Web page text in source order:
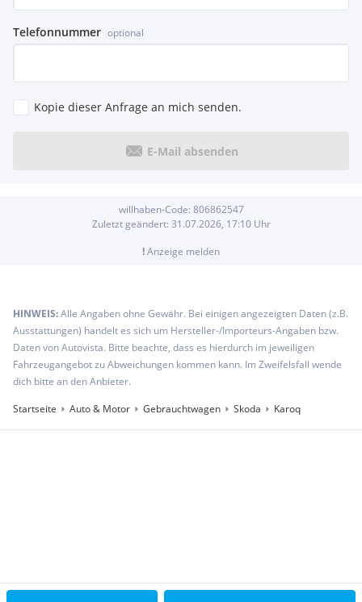
Telefonnummer optional
Kopie dieser Anfrage an mich senden.
E-Mail absenden
willhaben-Code: 806862547
Zuletzt geändert: 31.07.2026, 17:10Uhr
!Anzeige melden
HINWEIS:Alle Angaben ohne Gewähr. Bei einigen angezeigten Daten (z.B.
Ausstattungen) handelt es sich um Hersteller-/Importeurs-Angaben bzw.
Daten von Autovista. Bitte beachte, dass es hierdurch im jeweiligen
Fahrzeugangebot zu Abweichungen kommen kann. Im Zweifelsfall wende
dich bitte an den Anbieter.
Startseite
Auto & Motor Gebrauchtwagen Skoda Karoq